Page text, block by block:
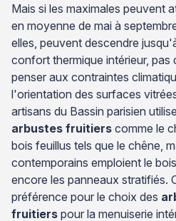
Mais si les maximales peuvent
en moyenne de mai à
elles, peuvent descendre
confort thermique intérieur,
penser aux contraintes
l'orientation des surfaces
artisans du Bassin parisien
arbustes fruitiers comme le
bois feuillus tels que le chêne,
contemporains emploient le
encore les panneaux stratifiés.
préférence pour le choix des
fruitiers pour la menuiserie